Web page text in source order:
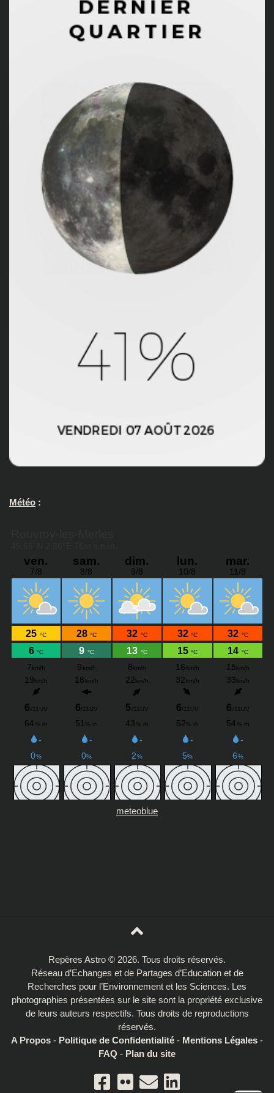
Météo :
meteoblue
Repères Astro © 2026. Tous droits réservés.
Réseau d’Echanges et de Partages d’Education et de
Recherches pour l’Environnement et les Sciences. Les
photographies présentées sur le site sont la propriété exclusive
de leurs auteurs respectifs. Tous droits de reproductions
réservés.
A Propos - Politique de Confidentialité - Mentions Légales -
FAQ - Plan du site